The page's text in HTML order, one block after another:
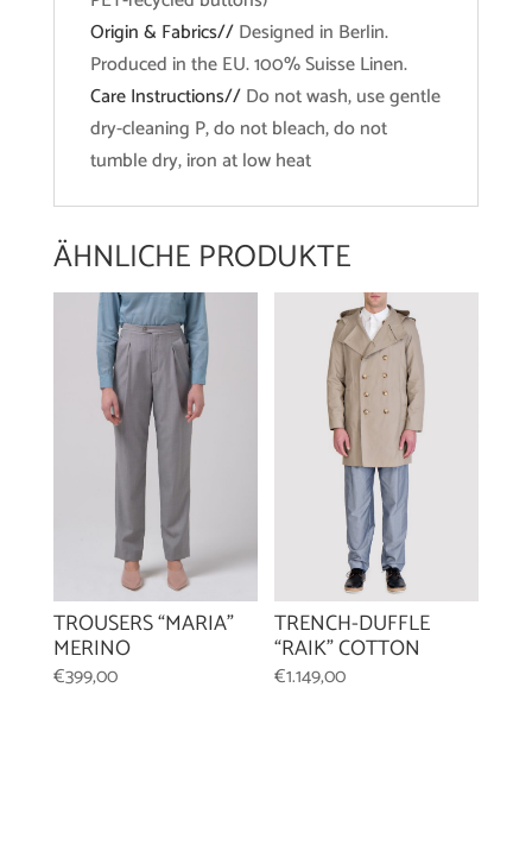
Origin & Fabrics//Designed in Berlin.
Produced in the EU. 100% Suisse Linen.
Care Instructions//Do not wash, use gentle
dry-cleaning P, do not bleach, do not
tumble dry, iron at low heat
ÄHNLICHE PRODUKTE
TROUSERS “MARIA”
MERINO
€399,00
TRENCH-DUFFLE
“RAIK” COTTON
€1.149,00